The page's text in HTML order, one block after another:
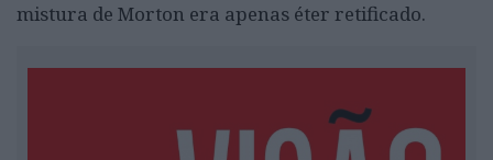
mistura de Morton era apenas éter retificado.